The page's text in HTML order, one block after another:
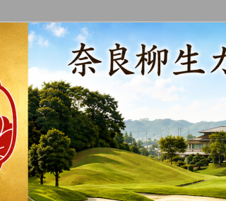
生カントリークラ
題、クラブの出来事、コースの改修・更新作業、
します。